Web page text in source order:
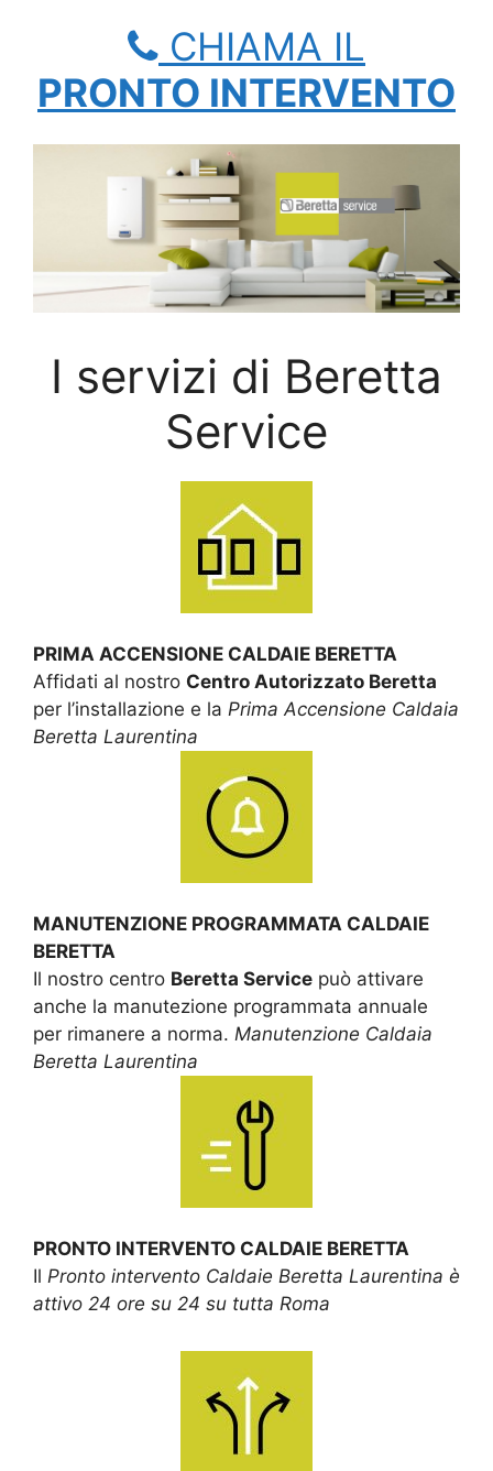
CHIAMA IL
PRONTO INTERVENTO
I servizi di Beretta
Service
PRIMA ACCENSIONE CALDAIE BERETTA
Affidati al nostro Centro Autorizzato Beretta
per l’installazione e la Prima Accensione Caldaia
Beretta Laurentina
MANUTENZIONE PROGRAMMATA CALDAIE
BERETTA
Il nostro centro Beretta Service può attivare
anche la manutezione programmata annuale
per rimanere a norma. Manutenzione Caldaia
Beretta Laurentina
PRONTO INTERVENTO CALDAIE BERETTA
Il Pronto intervento Caldaie Beretta Laurentina è
attivo 24 ore su 24 su tutta Roma